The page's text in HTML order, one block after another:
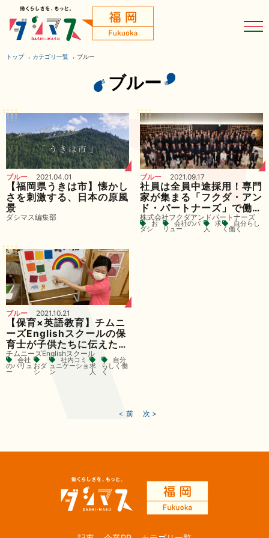
トップ カテゴリ一覧 ブルー
ブルー
ブルー 2021.04.01
【福岡県うきは市】懐かし
さを刺激する、日本の原風
景
ダシマス編集部
ブルー 2021.09.17
社員は全員中途採用！専門
家が集まる「フクダ・アン
ド・パートナーズ」で働く
面白さとは？
株式会社フクダアンドパートナーズ
お
ダシ
会社のバ
リュー
求
人
自分らし
く働く
ブルー 2021.10.21
【保育×英語教育】チムニ
ーズEnglishスクールの保
育士が子供たちに伝えたい
こと。
チムニーズEnglishスクール
会社
のバリュ
ー
おダ
シ
社内コミ
ュニケーショ
ン
求
人
自分
らしく働
く
＜ 前 次 >